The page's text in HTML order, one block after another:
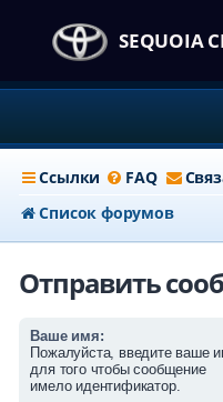
SEQUOIA
Ссылки FAQ
Список форумов
Отправить
Ваше имя:
Пожалуйста, введите ваше
для того чтобы сообщение
имело идентификатор.